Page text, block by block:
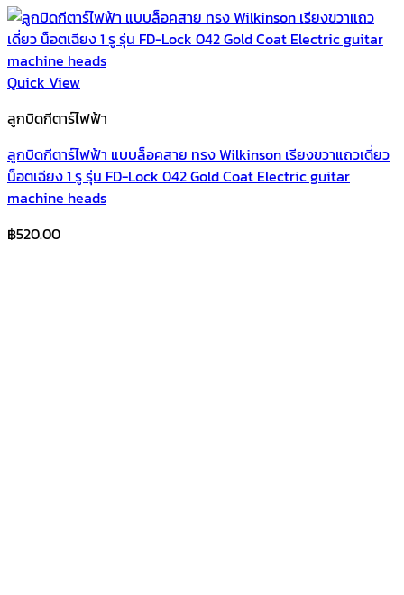
Quick View
ลูกบิดกีตาร์ไฟฟ้า
ลูกบิดกีตาร์ไฟฟ้า แบบล็อคสาย ทรง Wilkinson เรียงขวาแถวเดี่ยว
น็อตเฉียง 1 รู รุ่น FD-Lock 042 Gold Coat Electric guitar
machine heads
฿520.00